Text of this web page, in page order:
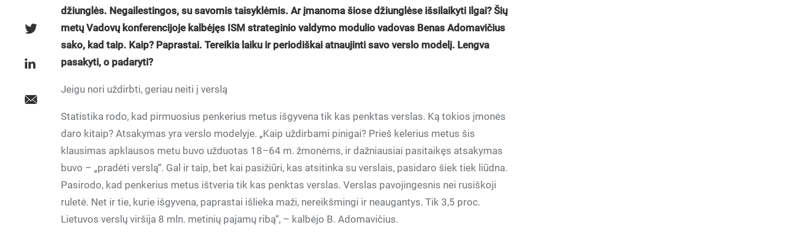
džiunglės. Negailestingos, su savomis taisyklėmis. Ar įmanoma šiose džiunglėse išsilaikyti ilgai? Šių
metų Vadovų konferencijoje kalbėjęs ISM strateginio valdymo modulio vadovas Benas Adomavičius
sako, kad taip. Kaip? Paprastai. Tereikia laiku ir periodiškai atnaujinti savo verslo modelį. Lengva
pasakyti, o padaryti?
Jeigu nori uždirbti, geriau neiti į verslą
Statistika rodo, kad pirmuosius penkerius metus išgyvena tik kas penktas verslas. Ką tokios įmonės
daro kitaip? Atsakymas yra verslo modelyje. „Kaip uždirbami pinigai? Prieš kelerius metus šis
klausimas apklausos metu buvo užduotas 18–64 m. žmonėms, ir dažniausiai pasitaikęs atsakymas
buvo – „pradėti verslą“. Gal ir taip, bet kai pasižiūri, kas atsitinka su verslais, pasidaro šiek tiek liūdna.
Pasirodo, kad penkerius metus ištveria tik kas penktas verslas. Verslas pavojingesnis nei rusiškoji
ruletė. Net ir tie, kurie išgyvena, paprastai išlieka maži, nereikšmingi ir neaugantys. Tik 3,5 proc.
Lietuvos verslų viršija 8 mln. metinių pajamų ribą“, – kalbėjo B. Adomavičius.